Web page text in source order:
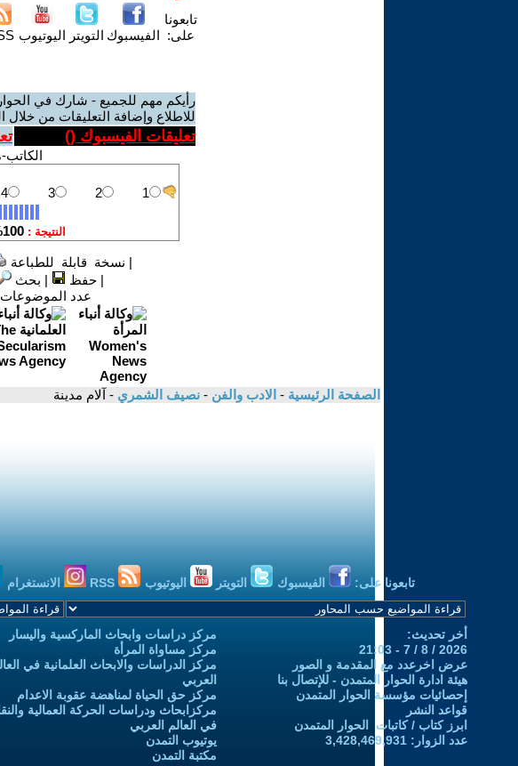
تابعونا
على: الفيسبوك التويتر اليوتيوب
رأيكم مهم للجميع - شارك في
للاطلاع وإضافة التعليقات من خلال
تعليقات الفيسبوك ()
| نسخة قابلة للطباعة
|حفظ | بحث
عدد الموضوعات
الصفحة الرئيسية - الادب والفن - نصيف الشمري - آلام مدينة
تابعونا على: الفيسبوك التويتر اليوتيوب الانستغرام
أخر تحديث:
2026 / 8 / 7 - 21:03
عرض اخرعدد مع المقدمة و الصور
هيئة ادارة الحوار المتمدن - للإتصال بنا
إحصائيات مؤسسة الحوار المتمدن
قواعد النشر
ابرز كتاب / كاتبات الحوار المتمدن
عدد الزوار: 3,428,469,931
مركز دراسات وابحاث الماركسية واليسار
مركز مساواة المرأة
مركز الدراسات والابحاث العلمانية في
العربي
مركز حق الحياة لمناهضة عقوبة الاعدام
مركزابحاث ودراسات الحركة العمالية
في العالم العربي
يوتيوب التمدن
مكتبة التمدن